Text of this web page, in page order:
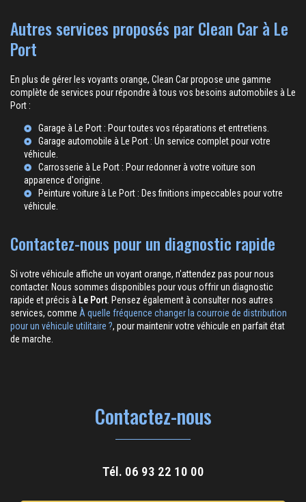
Autres services proposés par Clean Car à Le
Port
En plus de gérer les voyants orange, Clean Car propose une gamme
complète de services pour répondre à tous vos besoins automobiles à Le
Port :
Garage à Le Port : Pour toutes vos réparations et entretiens.
Garage automobile à Le Port : Un service complet pour votre
véhicule.
Carrosserie à Le Port : Pour redonner à votre voiture son
apparence d'origine.
Peinture voiture à Le Port : Des finitions impeccables pour votre
véhicule.
Contactez-nous pour un diagnostic rapide
Si votre véhicule affiche un voyant orange, n'attendez pas pour nous
contacter. Nous sommes disponibles pour vous offrir un diagnostic
rapide et précis à Le Port . Pensez également à consulter nos autres
services, comme À quelle fréquence changer la courroie de distribution
pour un véhicule utilitaire ?, pour maintenir votre véhicule en parfait état
de marche.
Contactez-nous
Tél. 06 93 22 10 00